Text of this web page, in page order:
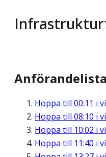
Anförandelista
Hoppa till 00:11 i
Hoppa till 08:10 i
Hoppa till 10:02 i
Hoppa till 11:40 i